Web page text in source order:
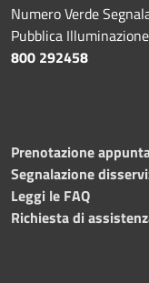
Numero Verde
Pubblica Illuminazione
800 292458
Prenotazione
Segnalazione
Leggi le FAQ
Richiesta di